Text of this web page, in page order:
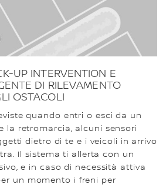
UP INTERVENTION E
DI RILEVAMENTO
OSTACOLI
quando entri o esci da un
la retromarcia, alcuni sensori
dietro di te e i veicoli in arrivo
Il sistema ti allerta con un
e in caso di necessità attiva
un momento i freni per